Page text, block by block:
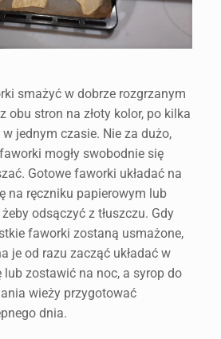
smażyć w dobrze rozgrzanym
obu stron na złoty kolor, po kilka
jednym czasie. Nie za dużo,
mogły swobodnie się
Gotowe faworki układać na
na ręczniku papierowym lub
odsączyć z tłuszczu. Gdy
faworki zostaną usmażone,
je od razu zacząć układać w
lub zostawić na noc, a syrop do
wieży przygotować
dnia.